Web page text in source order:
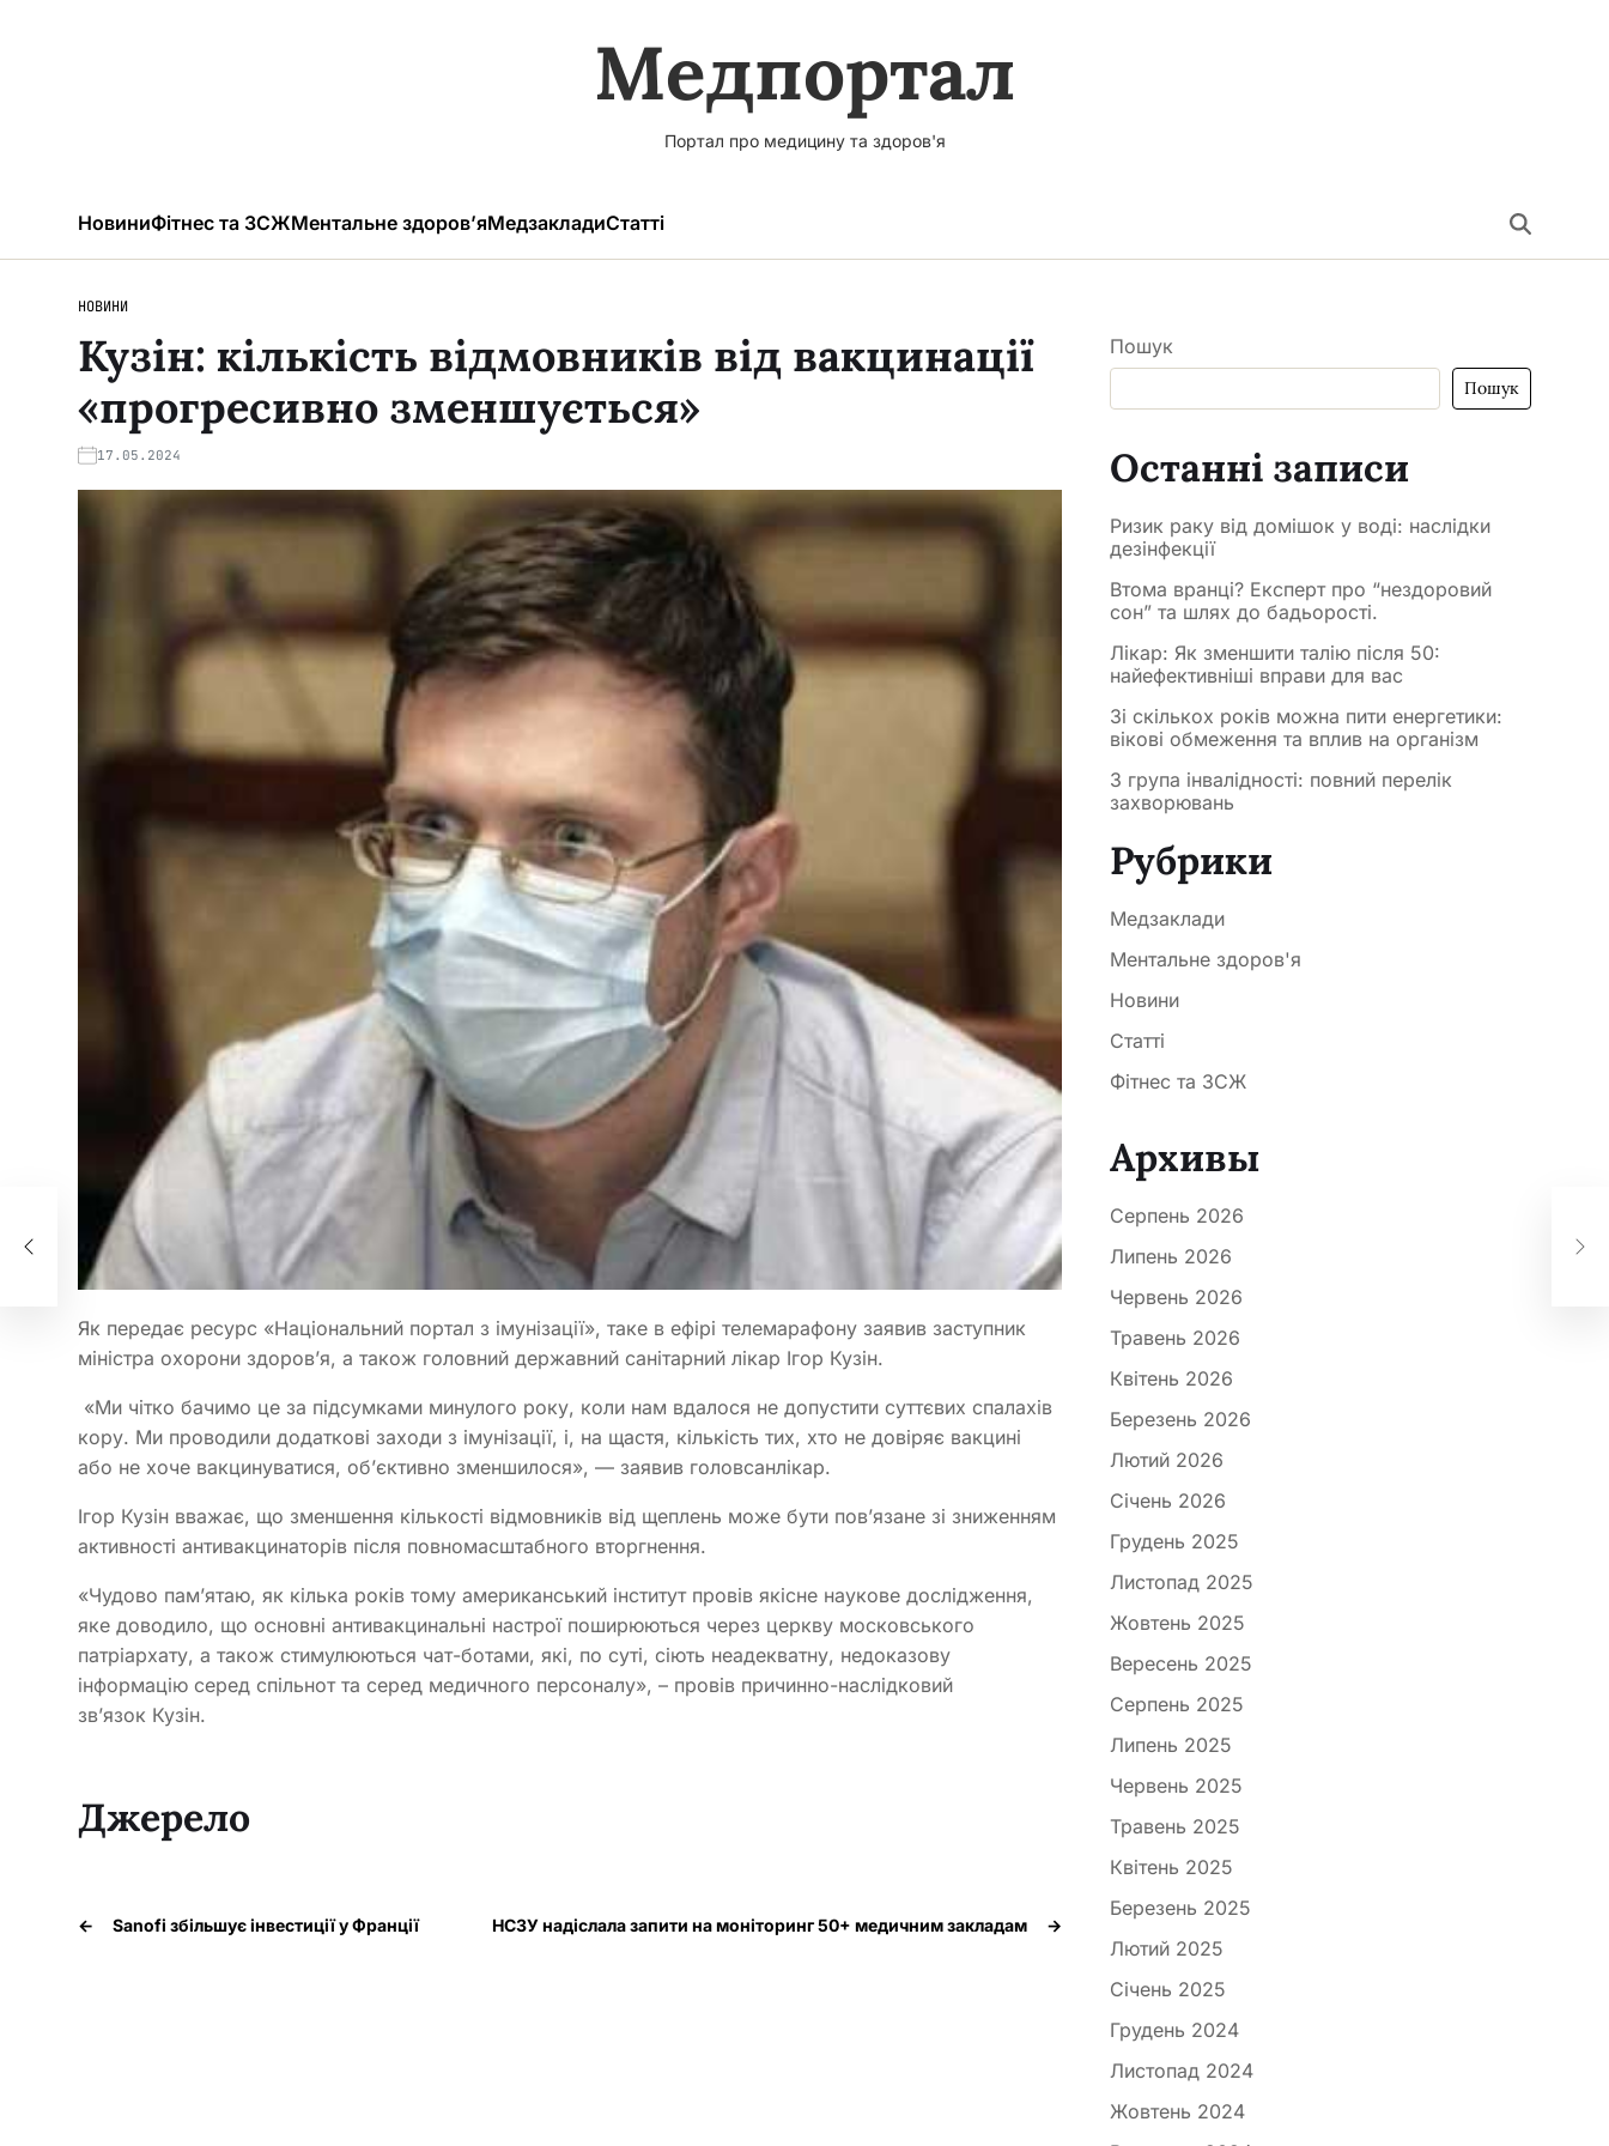
Медпортал
Портал про медицину та здоров'я
НовиниФітнес та ЗСЖМентальне здоров’яМедзакладиСтатті
НОВИНИ
Кузін: кількість відмовників від вакцинації
«прогресивно зменшується»
17.05.2024
Як передає ресурс «Національний портал з імунізації», таке в ефірі телемарафону заявив заступник
міністра охорони здоров’я, а також головний державний санітарний лікар Ігор Кузін.
«Ми чітко бачимо це за підсумками минулого року, коли нам вдалося не допустити суттєвих спалахів
кору. Ми проводили додаткові заходи з імунізації, і, на щастя, кількість тих, хто не довіряє вакцині
або не хоче вакцинуватися, об’єктивно зменшилося», — заявив головсанлікар.
Ігор Кузін вважає, що зменшення кількості відмовників від щеплень може бути пов’язане зі зниженням
активності антивакцинаторів після повномасштабного вторгнення.
«Чудово пам’ятаю, як кiлька рокiв тому американський інститут провів якісне наукове дослідження,
яке доводило, що основні антивакцинальні настрої поширюються через церкву московського
патріархату, а також стимулюються чат-ботами, які, по суті, сіють неадекватну, недоказову
інформацію серед спільнот та серед медичного персоналу», – провів причинно-наслідковий
звʼязок Кузін.
Джерело
← Sanofi збільшує інвестиції у Франції →
НСЗУ надіслала запити на моніторинг 50+ медичним закладам
Пошук
Пошук
Останні записи
Ризик раку від домішок у воді: наслідки
дезінфекції
Втома вранці? Експерт про “нездоровий
сон” та шлях до бадьорості.
Лікар: Як зменшити талію після 50:
найефективніші вправи для вас
Зі скількох років можна пити енергетики:
вікові обмеження та вплив на організм
3 група інвалідності: повний перелік
захворювань
Рубрики
Медзаклади
Ментальне здоров'я
Новини
Статті
Фітнес та ЗСЖ
Архивы
Серпень 2026
Липень 2026
Червень 2026
Травень 2026
Квітень 2026
Березень 2026
Лютий 2026
Січень 2026
Грудень 2025
Листопад 2025
Жовтень 2025
Вересень 2025
Серпень 2025
Липень 2025
Червень 2025
Травень 2025
Квітень 2025
Березень 2025
Лютий 2025
Січень 2025
Грудень 2024
Листопад 2024
Жовтень 2024